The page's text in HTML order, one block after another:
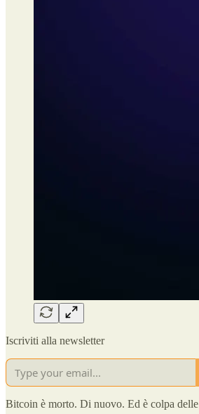
Iscriviti alla newsletter
Bitcoin è morto. Di nuovo. Ed è colpa delle